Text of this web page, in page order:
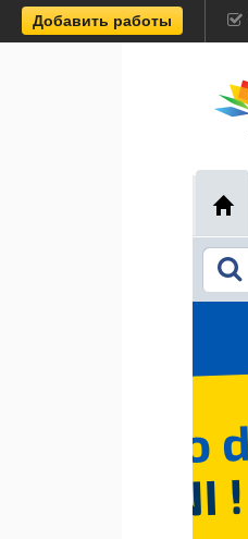
Добавить работы